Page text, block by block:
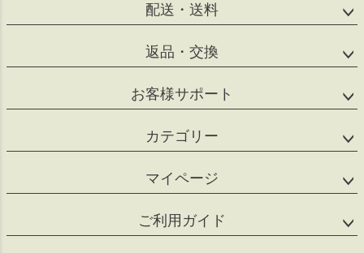
配送・送料
返品・交換
お客様サポート
カテゴリー
マイページ
ご利用ガイド